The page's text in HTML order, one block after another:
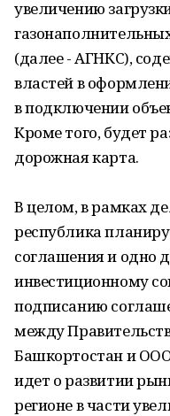
увеличению
(далее - АГНКС),
властей в
в подключении
Кроме того, будет
дорожная карта.
В целом, в рамках
республика
соглашения и одно
инвестиционному
подписанию
между
Башкортостан и ООО
идет о развитии
регионе в части